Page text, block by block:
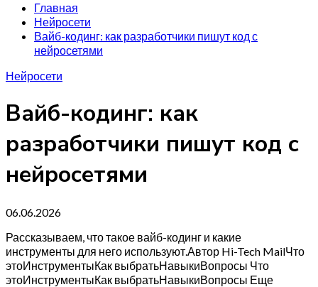
Главная
Нейросети
Вайб-кодинг: как разработчики пишут код с
нейросетями
Нейросети
Вайб-кодинг: как
разработчики пишут код с
нейросетями
06.06.2026
Рассказываем, что такое вайб-кодинг и какие
инструменты для него используют.Автор Hi-Tech MailЧто
этоИнструментыКак выбратьНавыкиВопросы Что
этоИнструментыКак выбратьНавыкиВопросы Еще